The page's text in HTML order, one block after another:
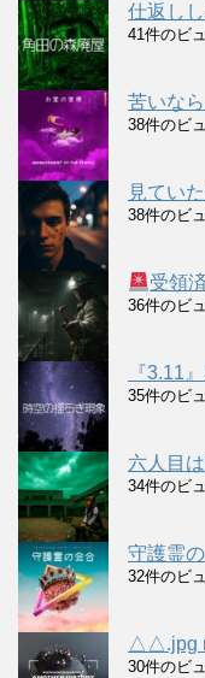
仕返し
41件のビ
苦いな
38件のビ
見てい
38件のビ
受領
36件のビ
『3.11
35件のビ
六人目
34件のビ
守護霊
32件のビ
△△.jpg
30件のビ